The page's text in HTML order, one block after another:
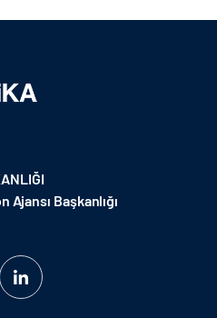
Başkanlığı